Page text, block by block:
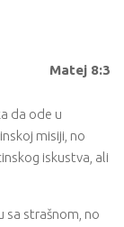
Matej 8:3
da ode u
misiji, no
iskustva, ali
sa strašnom, no